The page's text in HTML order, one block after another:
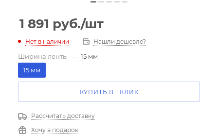
1 891 руб./шт
Нет в наличии Нашли дешевле?
Ширина ленты — 15 мм
15 мм
КУПИТЬ В 1 КЛИК
Рассчитать доставку
Хочу в подарок